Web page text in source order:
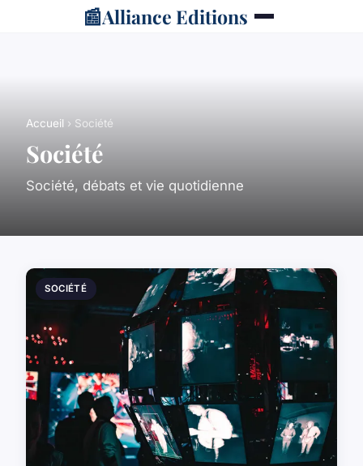
📰Alliance Editions
Accueil › Société
Société
Société, débats et vie quotidienne
SOCIÉTÉ